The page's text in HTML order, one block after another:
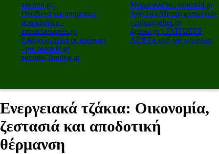
autotriti.gr
Προϊόντα και υπηρεσίες
αυτοκινήτου -
autoaccessories.gr
Επαγγελματικά αυτοκίνητα
- pro.autotriti.gr
autotriti-Touring.gr
Μοτοσικλέτα - mototriti.gr
Αγγελιες Μεταχειρισμένων
- autoaggelies.gr
4green.gr - ΓΛΙΤΩΣΤΕ
ΛΕΦΤΑ από την ενέργεια
Ενεργειακά τζάκια: Οικονομία,
ζεστασιά και αποδοτική
θέρμανση